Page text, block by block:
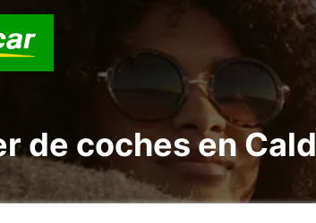
de coches en